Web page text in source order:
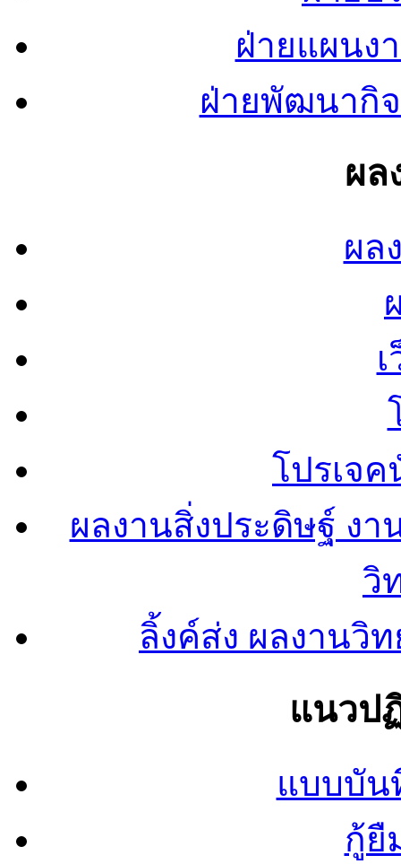
ฝ่ายแผนง
ฝ่ายพัฒนากิ
ผล
ผล
โปรเจ
ผลงานสิ่งประดิษฐ์ งา
วิ
ลิ้งค์ส่ง ผลงานวิ
แนวป
แบบบัน
กู้ยื